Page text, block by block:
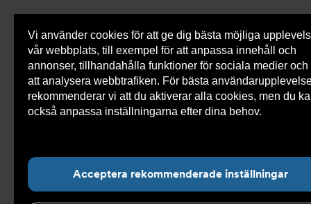
Vi använder cookies för att ge dig bästa möjliga
vår webbplats, till exempel för att anpassa innehåll och
annonser, tillhandahålla funktioner för sociala medier och
att analysera webbtrafiken. För bästa
rekommenderar vi att du aktiverar alla cookies, men du
också anpassa inställningarna efter dina behov.
Acceptera rekommenderade inställningar
0 varorSnabborder
Visa
Undernavigering för ”Om Armatec”
Fler med kunskap om
vätgas